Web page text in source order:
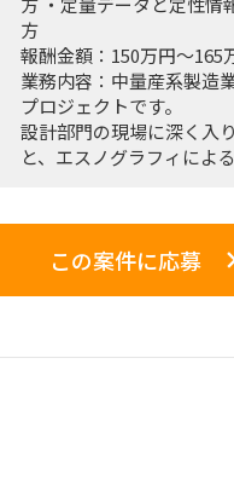
方
報酬金額：150万円～165
業務内容：中量産系製造
プロジェクトです。
設計部門の現場に深く入
と、エスノグラフィによ
抽出した課題を分析・
効果、実行ロードマップ
・業務ログ取得・分析を
この案件に応募